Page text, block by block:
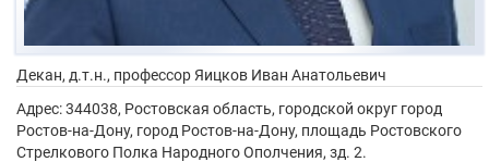
Декан, д.т.н., профессор Яицков Иван Анатольевич
Адрес:344038, Ростовская область, городской округ город
Ростов-на-Дону, город Ростов-на-Дону, площадь Ростовского
Стрелкового Полка Народного Ополчения, зд. 2.